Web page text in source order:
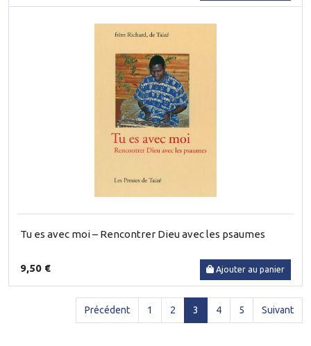
Tu es avec moi – Rencontrer Dieu avec les psaumes
9,50 € Ajouter au panier
Précédent 1 2 3 (current)
4 5 Suivant